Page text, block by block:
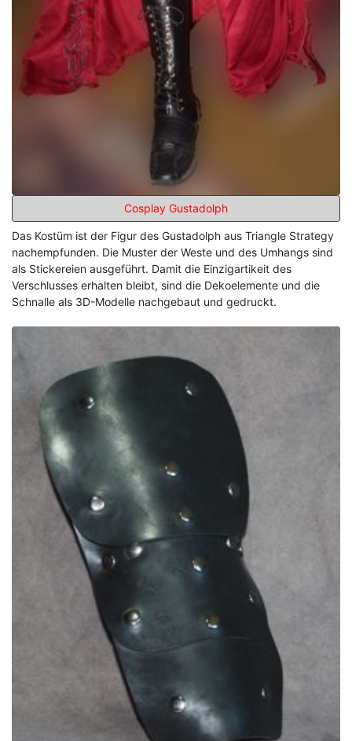
Cosplay Gustadolph
Das Kostüm ist der Figur des Gustadolph aus Triangle Strategy
nachempfunden. Die Muster der Weste und des Umhangs sind
als Stickereien ausgeführt. Damit die Einzigartikeit des
Verschlusses erhalten bleibt, sind die Dekoelemente und die
Schnalle als 3D-Modelle nachgebaut und gedruckt.